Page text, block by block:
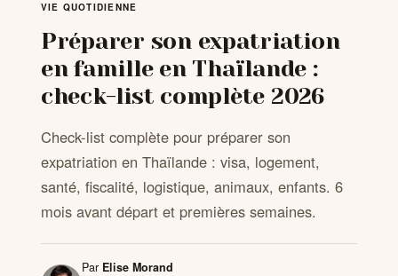
VISITER
MÉTÉO
EXPATRIATION
VIE QUOTIDIENNE
Préparer son expatriation
en famille en Thaïlande :
check-list complète 2026
Check-list complète pour préparer son
expatriation en Thaïlande : visa, logement,
santé, fiscalité, logistique, animaux, enfants. 6
mois avant départ et premières semaines.
Par Elise Morand